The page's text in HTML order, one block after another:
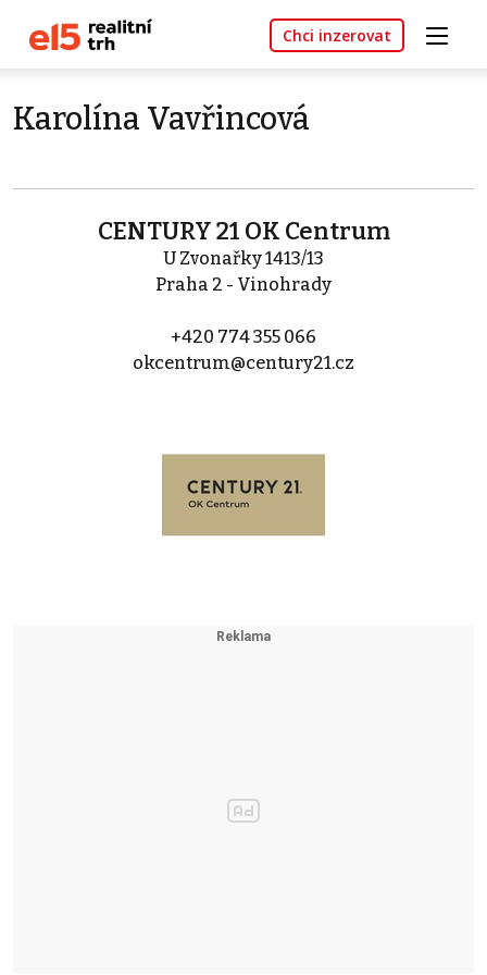
Chci inzerovat
Karolína Vavřincová
CENTURY 21 OK Centrum
U Zvonařky 1413/13
Praha 2 - Vinohrady
+420 774 355 066
okcentrum@century21.cz